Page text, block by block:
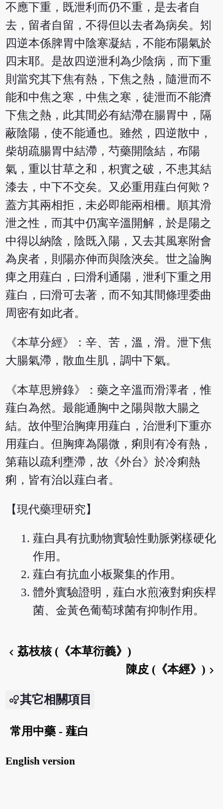
不應下重，既泄利而仍不重，是去者自
去，留者自留，不得但以去者為病矣。矧
四逆本係脾胃中陰寒凝結，不能布陽氣於
四末耶。是故四逆泄利為少陰病，而下重
則當究其下焦有熱，下焦之熱，隨泄而不
能和中焦之寒，中焦之寒，徒泄而不能濟
下焦之熱，此其間必有結滯在腸胃中，隔
蔽陰陽，使不能通也。雖然，四逆散中，
柴胡疏腸胃中結滯，芍藥開陰結，布陽
氣，重以甘草之和，枳實之破，不患其結
漆去，中下不交矣。又必重用薤白何歟？
蓋方其兩相拒，未必即能兩相柵。順其滑
泄之性，而其中仍寓辛溫開解，於是陽之
中得以納陰，陰既入陽，又去其風寒附會
為戾者，則陽亦伸而與陰浹矣。世之論胸
痺之用薤白，曰滑利通陽，泄利下重之用
薤白，曰滑可去著，而不知其間條理委曲
周密有如此者。
《本草分經》：辛、苦，溫，滑。泄下焦
大腸氣滯，散血生肌，調中下氣。
《本草思辨錄》：藥之辛溫而滑澤者，惟
薤白為然。最能通胸中之陽與散大腸之
結。故仲聖治胸痺用薤白，治泄利下重亦
用薤白。但胸痺為陽微，痢則有冷有熱，
第藉以疏利壅滯，故《外台》於冷痢熱
痢，皆有治以薤白者。
【現代藥理研究】
薤白具有抗動物實驗性動脈粥樣硬化
作用。
薤白有抗血小板聚集的作用。
體外實驗證明，薤白水煎液對痢疾桿
菌、金黃色葡萄球菌有抑制作用。
chevron_left荔枝核 (《本草衍義》)
陳皮 (《本經》) chevron_right
其它相關項目
常用中藥 - 薤白
English version